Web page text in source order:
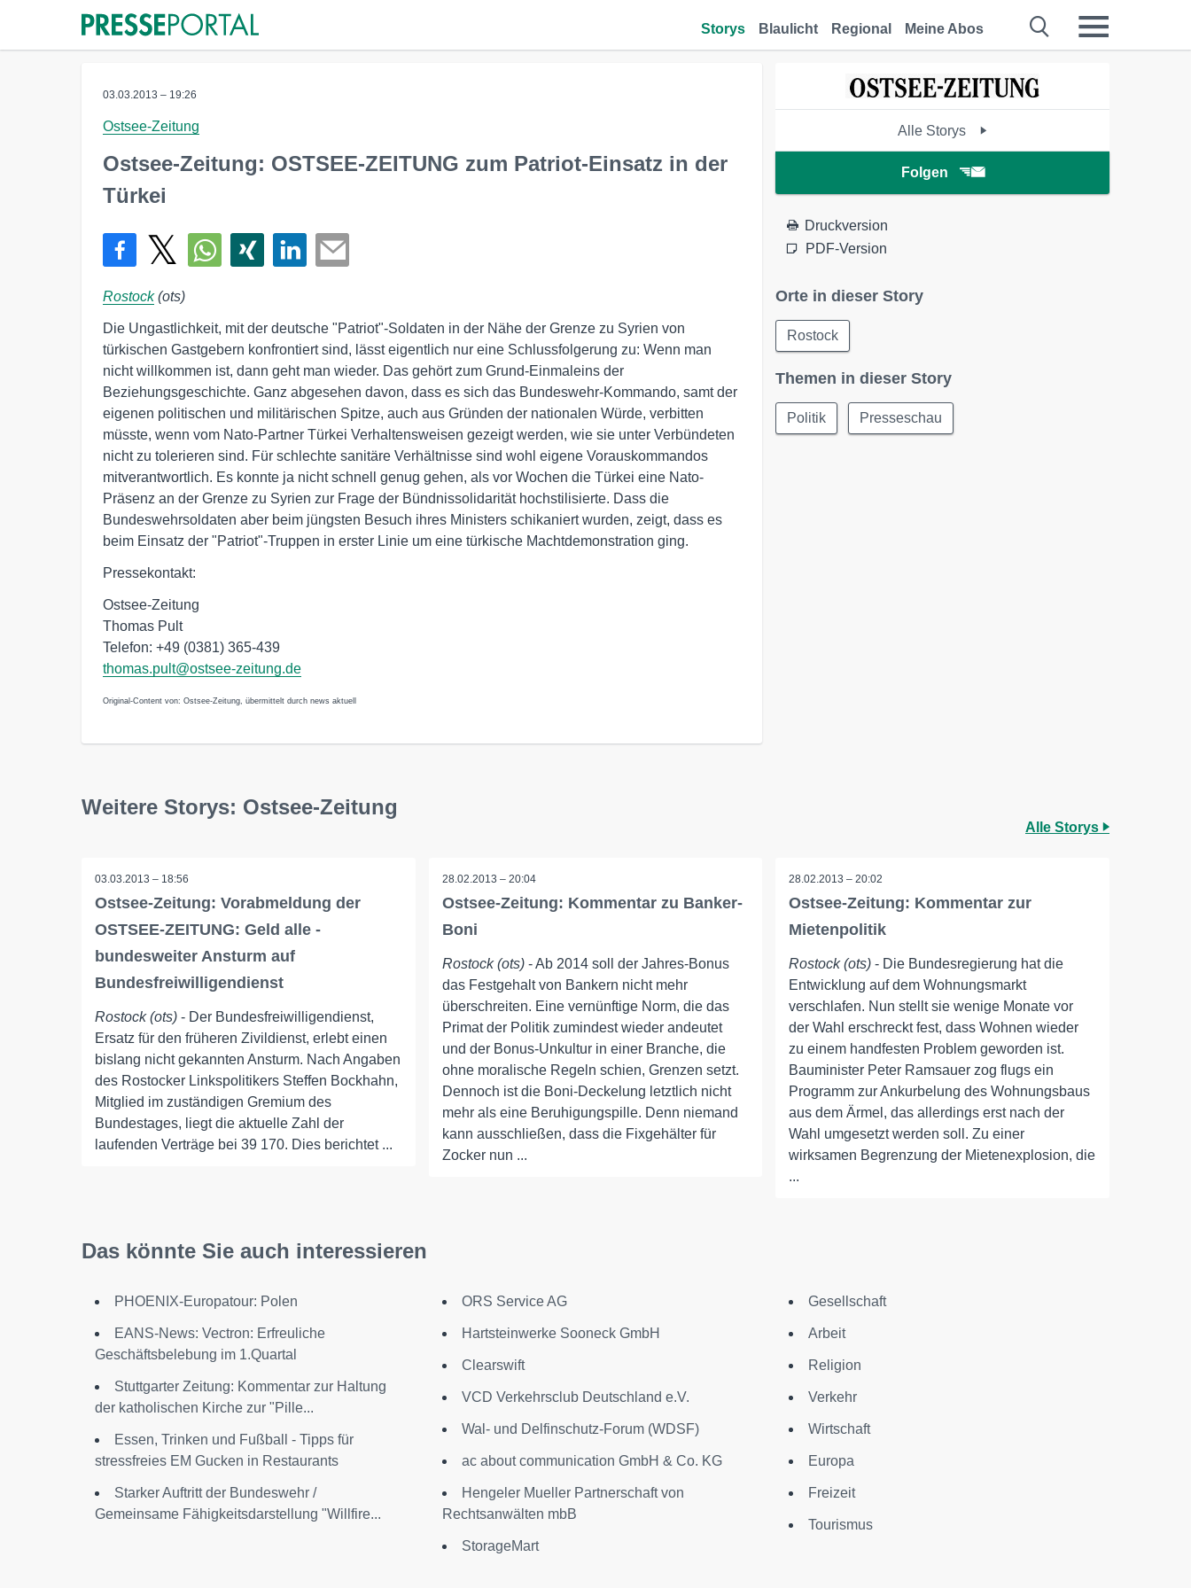
Storys Blaulicht Regional Meine Abos
03.03.2013 – 19:26
Ostsee-Zeitung
Ostsee-Zeitung: OSTSEE-ZEITUNG zum Patriot-Einsatz in der
Türkei
Rostock(ots)
Die Ungastlichkeit, mit der deutsche "Patriot"-Soldaten in der Nähe der Grenze zu Syrien von
türkischen Gastgebern konfrontiert sind, lässt eigentlich nur eine Schlussfolgerung zu: Wenn man
nicht willkommen ist, dann geht man wieder. Das gehört zum Grund-Einmaleins der
Beziehungsgeschichte. Ganz abgesehen davon, dass es sich das Bundeswehr-Kommando, samt der
eigenen politischen und militärischen Spitze, auch aus Gründen der nationalen Würde, verbitten
müsste, wenn vom Nato-Partner Türkei Verhaltensweisen gezeigt werden, wie sie unter Verbündeten
nicht zu tolerieren sind. Für schlechte sanitäre Verhältnisse sind wohl eigene Vorauskommandos
mitverantwortlich. Es konnte ja nicht schnell genug gehen, als vor Wochen die Türkei eine Nato-
Präsenz an der Grenze zu Syrien zur Frage der Bündnissolidarität hochstilisierte. Dass die
Bundeswehrsoldaten aber beim jüngsten Besuch ihres Ministers schikaniert wurden, zeigt, dass es
beim Einsatz der "Patriot"-Truppen in erster Linie um eine türkische Machtdemonstration ging.
Pressekontakt:
Ostsee-Zeitung
Thomas Pult
Telefon: +49 (0381) 365-439
thomas.pult@ostsee-zeitung.de
Original-Content von: Ostsee-Zeitung, übermittelt durch news aktuell
Alle Storys
Folgen
Druckversion
PDF-Version
Orte in dieser Story
Rostock
Themen in dieser Story
Politik Presseschau
Weitere Storys: Ostsee-Zeitung
Alle Storys
03.03.2013 – 18:56
Ostsee-Zeitung: Vorabmeldung der
OSTSEE-ZEITUNG: Geld alle -
bundesweiter Ansturm auf
Bundesfreiwilligendienst
Rostock (ots) - Der Bundesfreiwilligendienst,
Ersatz für den früheren Zivildienst, erlebt einen
bislang nicht gekannten Ansturm. Nach Angaben
des Rostocker Linkspolitikers Steffen Bockhahn,
Mitglied im zuständigen Gremium des
Bundestages, liegt die aktuelle Zahl der
laufenden Verträge bei 39 170. Dies berichtet ...
28.02.2013 – 20:04
Ostsee-Zeitung: Kommentar zu Banker-
Boni
Rostock (ots)- Ab 2014 soll der Jahres-Bonus
das Festgehalt von Bankern nicht mehr
überschreiten. Eine vernünftige Norm, die das
Primat der Politik zumindest wieder andeutet
und der Bonus-Unkultur in einer Branche, die
ohne moralische Regeln schien, Grenzen setzt.
Dennoch ist die Boni-Deckelung letztlich nicht
mehr als eine Beruhigungspille. Denn niemand
kann ausschließen, dass die Fixgehälter für
Zocker nun ...
28.02.2013 – 20:02
Ostsee-Zeitung: Kommentar zur
Mietenpolitik
Rostock (ots) - Die Bundesregierung hat die
Entwicklung auf dem Wohnungsmarkt
verschlafen. Nun stellt sie wenige Monate vor
der Wahl erschreckt fest, dass Wohnen wieder
zu einem handfesten Problem geworden ist.
Bauminister Peter Ramsauer zog flugs ein
Programm zur Ankurbelung des Wohnungsbaus
aus dem Ärmel, das allerdings erst nach der
Wahl umgesetzt werden soll. Zu einer
wirksamen Begrenzung der Mietenexplosion, die
...
Das könnte Sie auch interessieren
PHOENIX-Europatour: Polen
EANS-News: Vectron: Erfreuliche
Geschäftsbelebung im 1.Quartal
Stuttgarter Zeitung: Kommentar zur Haltung
der katholischen Kirche zur "Pille...
Essen, Trinken und Fußball - Tipps für
stressfreies EM Gucken in Restaurants
Starker Auftritt der Bundeswehr /
Gemeinsame Fähigkeitsdarstellung "Willfire...
ORS Service AG
Hartsteinwerke Sooneck GmbH
Clearswift
VCD Verkehrsclub Deutschland e.V.
Wal- und Delfinschutz-Forum (WDSF)
ac about communication GmbH & Co. KG
Hengeler Mueller Partnerschaft von
Rechtsanwälten mbB
StorageMart
Gesellschaft
Arbeit
Religion
Verkehr
Wirtschaft
Europa
Freizeit
Tourismus